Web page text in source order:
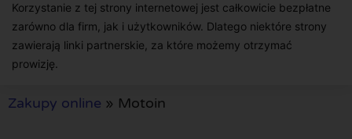
Korzystanie z tej strony internetowej jest całkowicie bezpłatne
zarówno dla firm, jak i użytkowników. Dlatego niektóre strony
zawierają linki partnerskie, za które możemy otrzymać
prowizję.
Zakupy online » Motoin